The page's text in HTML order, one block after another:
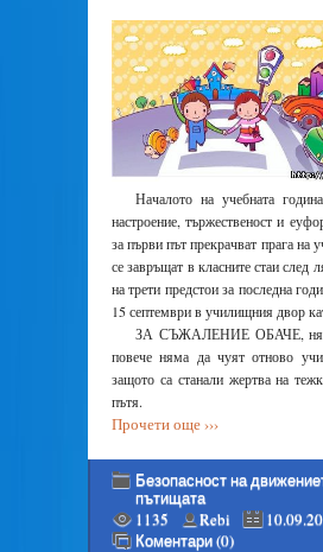
Началото на учебната
настроение, тържественост и
за първи път прекрачват прага на
се завръщат в класните стаи след
на трети предстои за последна
15 септември в училищния двор
ЗА СЪЖАЛЕНИЕ ОБАЧЕ,
повече няма да чуят отново
защото са станали жертва на
пътя.
Прочети още ›››
Безопасност на
пътищата
1135
Rebi
Коментари (0)